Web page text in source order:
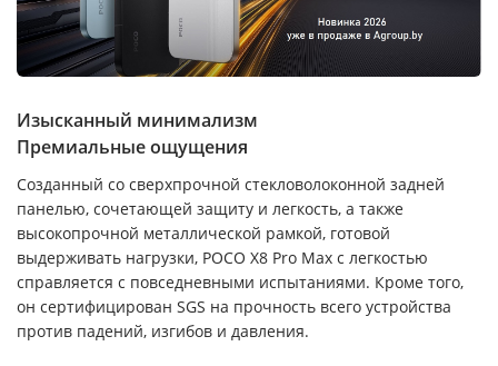
Изысканный минимализм
Премиальные ощущения
Созданный со сверхпрочной стекловолоконной задней
панелью, сочетающей защиту и легкость, а также
высокопрочной металлической рамкой, готовой
выдерживать нагрузки, POCO X8 Pro Max с легкостью
справляется с повседневными испытаниями. Кроме того,
он сертифицирован SGS на прочность всего устройства
против падений, изгибов и давления.